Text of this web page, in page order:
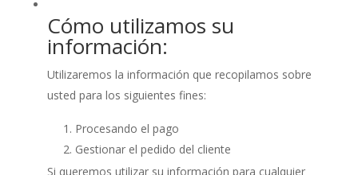
Cómo utilizamos su
información:
Utilizaremos la información que recopilamos sobre
usted para los siguientes fines:
Procesando el pago
Gestionar el pedido del cliente
Si queremos utilizar su información para cualquier